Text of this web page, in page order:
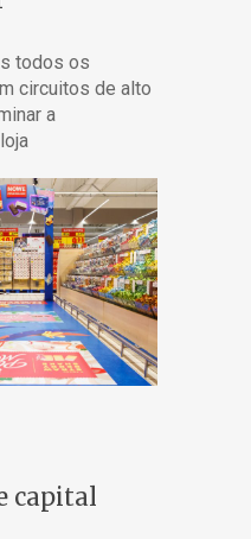
todos os
circuitos de alto
a
capital